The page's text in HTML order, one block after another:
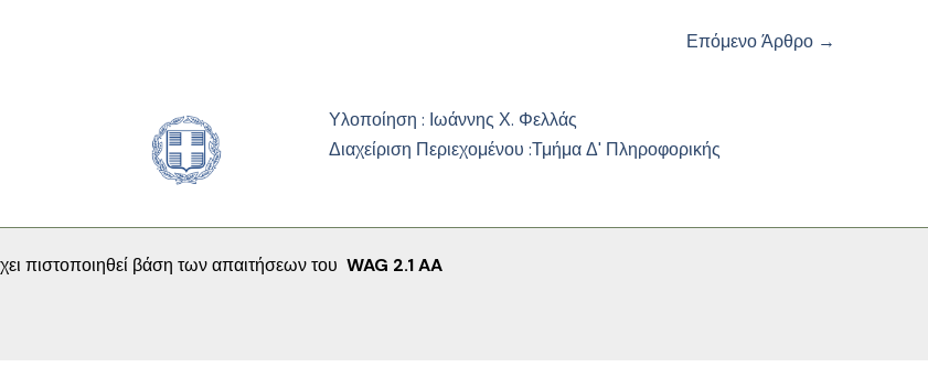
Επόμενο Άρθρο →
Υλοποίηση : Ιωάννης Χ. Φελλάς
Διαχείριση Περιεχομένου :Τμήμα Δ' Πληροφορικής
πιστοποιηθεί βάση των απαιτήσεων του WAG 2.1 AA